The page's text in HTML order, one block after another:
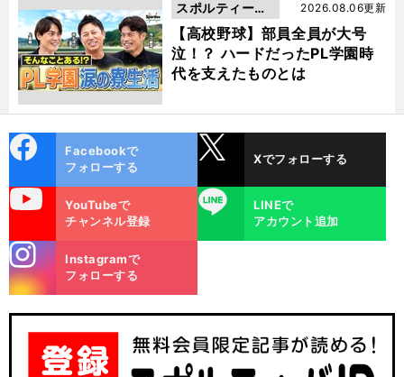
【高校野球】部員全員が大号
泣！？ ハードだったPL学園時
代を支えたものとは
2026.08.06更新
スポルティーバ
動画
ok
Facebookで
フォローする
Xでフォローする
YouTubeで
チャンネル登録
LINE
LINEで
アカウント追加
m
Instagramで
フォローする